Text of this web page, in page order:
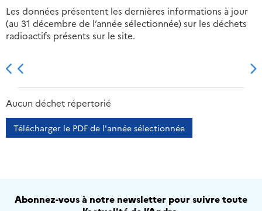
Les données présentent les dernières informations à jour
(au 31 décembre de l’année sélectionnée) sur les déchets
radioactifs présents sur le site.
2013 2014
Aucun déchet répertorié
Télécharger le PDF de l'année sélectionnée
Abonnez-vous à notre newsletter pour suivre toute